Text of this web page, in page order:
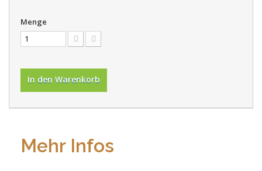
Menge
In den Warenkorb
Mehr Infos